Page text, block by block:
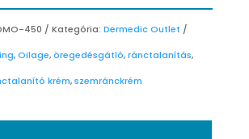
450 Kategória: Dermedic Outlet
,Oilage,öregedésgátló,ránctalanítás,
krém,szemránckrém